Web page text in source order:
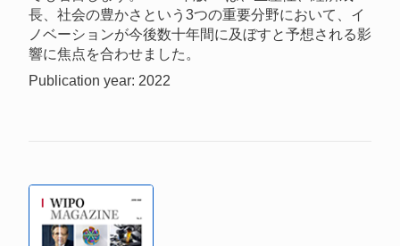
長、社会の豊かさという3つの重要分野において、イ
ノベーションが今後数十年間に及ぼすと予想される影
響に焦点を合わせました。
Publication year: 2022